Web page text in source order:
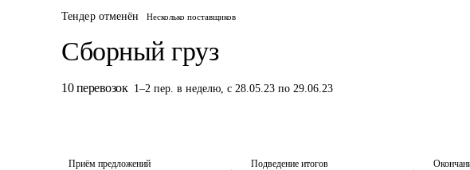
Тендер отменён Несколько поставщиков
Сборный груз
10 перевозок 1–2 пер. в неделю, с 28.05.23 по 29.06.23
Приём предложений
Подведение итогов